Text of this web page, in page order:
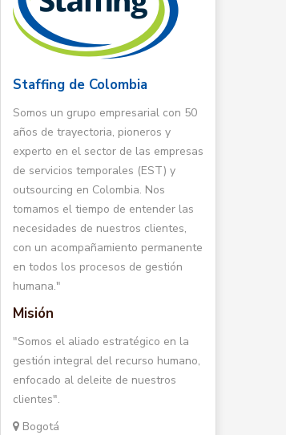
Staffing de Colombia
Somos un grupo empresarial con 50
años de trayectoria, pioneros y
experto en el sector de las empresas
de servicios temporales (EST) y
outsourcing en Colombia. Nos
tomamos el tiempo de entender las
necesidades de nuestros clientes,
con un acompañamiento permanente
en todos los procesos de gestión
humana."
Misión
"Somos el aliado estratégico en la
gestión integral del recurso humano,
enfocado al deleite de nuestros
clientes".
Bogotá